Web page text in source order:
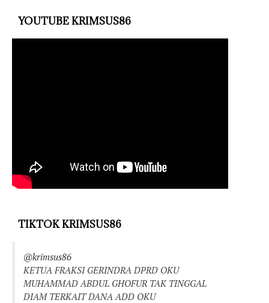
YOUTUBE KRIMSUS86
TIKTOK KRIMSUS86
@krimsus86
KETUA FRAKSI GERINDRA DPRD OKU
MUHAMMAD ABDUL GHOFUR TAK TINGGAL
DIAM TERKAIT DANA ADD OKU